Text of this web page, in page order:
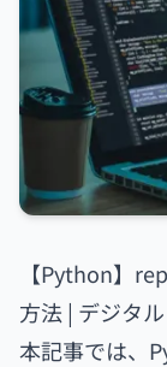
【Python】
方法 | デジタ
本記事では、